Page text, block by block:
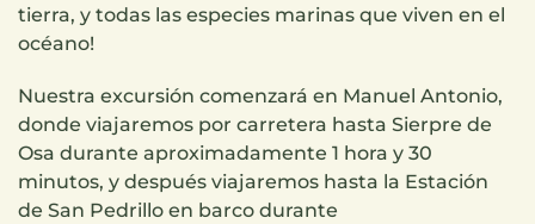
tierra, y todas las especies marinas que viven en el
océano!
Nuestra excursión comenzará en Manuel Antonio,
donde viajaremos por carretera hasta Sierpre de
Osa durante aproximadamente 1 hora y 30
minutos, y después viajaremos hasta la Estación
de San Pedrillo en barco durante